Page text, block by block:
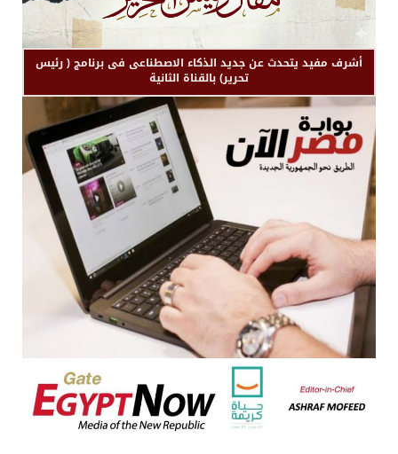
أشرف مفيد يتحدث عن جديد الذكاء الاصطناعى فى برنامج ( رئيس
تحرير) بالقناة الثانية